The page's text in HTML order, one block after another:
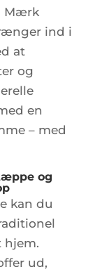
Mærk
ind i
at
og
en
– med
og
kan du
hjem.
ud,